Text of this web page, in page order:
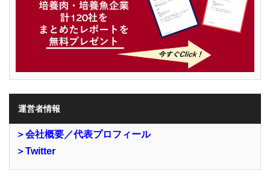
運営者情報
＞会社概要／代表プロフィール
＞Twitter